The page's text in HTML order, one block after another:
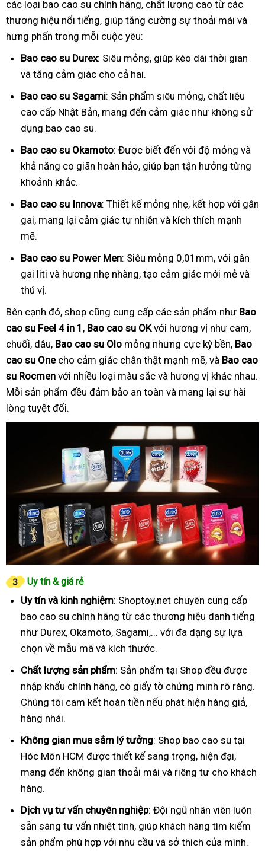
các loại bao cao su chính hãng, chất lượng cao từ các
thương hiệu nổi tiếng, giúp tăng cường sự thoải mái và
hưng phấn trong mỗi cuộc yêu:
Bao cao su Durex: Siêu mỏng, giúp kéo dài thời gian
và tăng cảm giác cho cả hai.
Bao cao su Sagami: Sản phẩm siêu mỏng, chất liệu
cao cấp Nhật Bản, mang đến cảm giác như không sử
dụng bao cao su.
Bao cao su Okamoto: Được biết đến với độ mỏng và
khả năng co giãn hoàn hảo, giúp bạn tận hưởng từng
khoảnh khắc.
Bao cao su Innova: Thiết kế mỏng nhẹ, kết hợp với gân
gai, mang lại cảm giác tự nhiên và kích thích mạnh
mẽ.
Bao cao su Power Men: Siêu mỏng 0,01mm, với gân
gai liti và hương nhẹ nhàng, tạo cảm giác mới mẻ và
thú vị.
Bên cạnh đó, shop cũng cung cấp các sản phẩm như Bao
cao su Feel 4 in 1 , Bao cao su OKvới hương vị như cam,
chuối, dâu, Bao cao su Olo mỏng nhưng cực kỳ bền, Bao
cao su Onecho cảm giác chân thật mạnh mẽ, và Bao cao
su Rocmen với nhiều loại màu sắc và hương vị khác nhau.
Mỗi sản phẩm đều đảm bảo an toàn và mang lại sự hài
lòng tuyệt đối.
Uy tín & giá rẻ
Uy tín và kinh nghiệm: Shoptoy.net chuyên cung cấp
bao cao su chính hãng từ các thương hiệu danh tiếng
như Durex, Okamoto, Sagami,... với đa dạng sự lựa
chọn về mẫu mã và kích thước.
Chất lượng sản phẩm: Sản phẩm tại Shop đều được
nhập khẩu chính hãng, có giấy tờ chứng minh rõ ràng.
Chúng tôi cam kết hoàn tiền nếu phát hiện hàng giả,
hàng nhái.
Không gian mua sắm lý tưởng: Shop bao cao su tại
Hóc Môn HCM được thiết kế sang trọng, hiện đại,
mang đến không gian thoải mái và riêng tư cho khách
hàng.
Dịch vụ tư vấn chuyên nghiệp: Đội ngũ nhân viên luôn
sẵn sàng tư vấn nhiệt tình, giúp khách hàng tìm kiếm
sản phẩm phù hợp với nhu cầu và sở thích của mình.